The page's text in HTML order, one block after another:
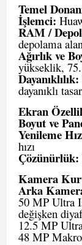
Temel
İşlemci:
RAM /
depolama
Ağırlık ve
yükseklik,
Dayanıklılık:
dayanıklı
Ekran
Boyut ve
Yenileme
hızı
Çözünürlük:
Kamera
Arka
50 MP Ultra
değişken
12.5 MP
48 MP